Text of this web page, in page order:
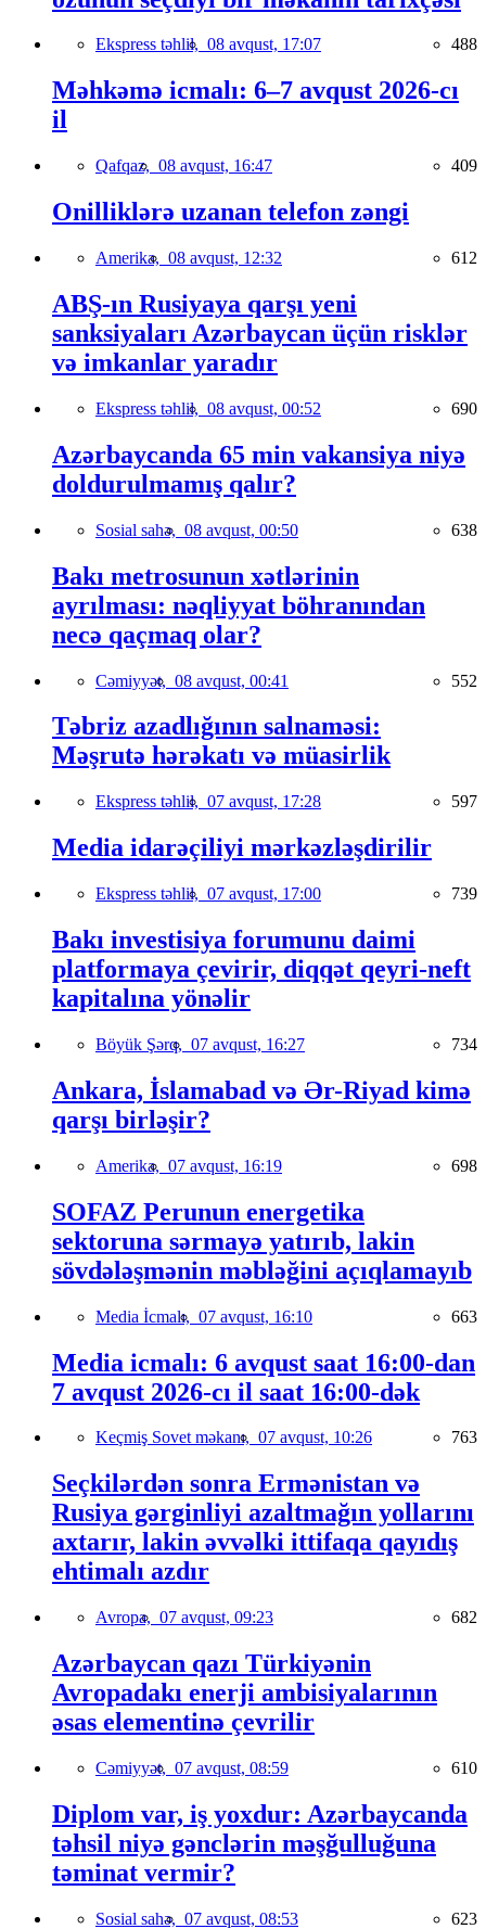
Ekspress təhlil, 08 avqust, 17:07 488
Məhkəmə icmalı: 6–7 avqust 2026-cı
il
Qafqaz, 08 avqust, 16:47 409
Onilliklərə uzanan telefon zəngi
Amerika, 08 avqust, 12:32 612
ABŞ-ın Rusiyaya qarşı yeni
sanksiyaları Azərbaycan üçün risklər
və imkanlar yaradır
Ekspress təhlil, 08 avqust, 00:52 690
Azərbaycanda 65 min vakansiya niyə
doldurulmamış qalır?
Sosial sahə, 08 avqust, 00:50 638
Bakı metrosunun xətlərinin
ayrılması: nəqliyyat böhranından
necə qaçmaq olar?
Cəmiyyət, 08 avqust, 00:41 552
Təbriz azadlığının salnaməsi:
Məşrutə hərəkatı və müasirlik
Ekspress təhlil, 07 avqust, 17:28 597
Media idarəçiliyi mərkəzləşdirilir
Ekspress təhlil, 07 avqust, 17:00 739
Bakı investisiya forumunu daimi
platformaya çevirir, diqqət qeyri-neft
kapitalına yönəlir
Böyük Şərq, 07 avqust, 16:27 734
Ankara, İslamabad və Ər-Riyad kimə
qarşı birləşir?
Amerika, 07 avqust, 16:19 698
SOFAZ Perunun energetika
sektoruna sərmayə yatırıb, lakin
sövdələşmənin məbləğini açıqlamayıb
Media İcmalı, 07 avqust, 16:10 663
Media icmalı: 6 avqust saat 16:00-dan
7 avqust 2026-cı il saat 16:00-dək
Keçmiş Sovet məkanı, 07 avqust, 10:26 763
Seçkilərdən sonra Ermənistan və
Rusiya gərginliyi azaltmağın yollarını
axtarır, lakin əvvəlki ittifaqa qayıdış
ehtimalı azdır
Avropa, 07 avqust, 09:23 682
Azərbaycan qazı Türkiyənin
Avropadakı enerji ambisiyalarının
əsas elementinə çevrilir
Cəmiyyət, 07 avqust, 08:59 610
Diplom var, iş yoxdur: Azərbaycanda
təhsil niyə gənclərin məşğulluğuna
təminat vermir?
Sosial sahə, 07 avqust, 08:53 623